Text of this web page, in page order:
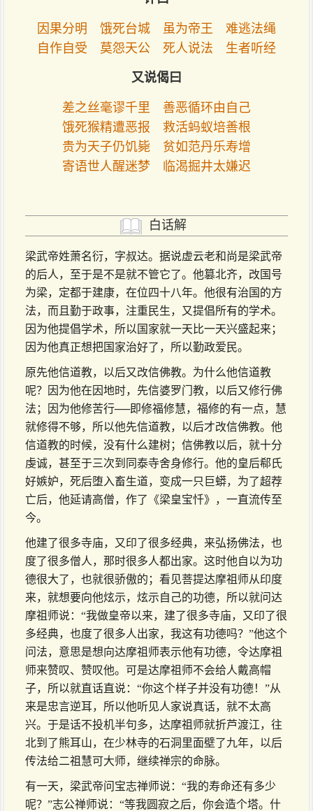
因果分明 饿死台城 虽为帝王 难逃法绳
自作自受 莫怨天公 死人说法 生者听经
又说偈曰
差之丝毫谬千里 善恶循环由自己
饿死猴精遭恶报 救活蚂蚁培善根
贵为天子仍饥毙 贫如范丹乐寿增
寄语世人醒迷梦 临渴掘井太嫌迟
白话解
梁武帝姓萧名衍，字叔达。据说虚云老和尚是梁武帝
的后人，至于是不是就不管它了。他篡北齐，改国号
为梁，定都于建康，在位四十八年。他很有治国的方
法，而且勤于政事，注重民生，又提倡所有的学术。
因为他提倡学术，所以国家就一天比一天兴盛起来；
因为他真正想把国家治好了，所以勤政爱民。
原先他信道教，以后又改信佛教。为什么他信道教
呢？因为他在因地时，先信婆罗门教，以后又修行佛
法；因为他修苦行──即修福修慧，福修的有一点，慧
就修得不够，所以他先信道教，以后才改信佛教。他
信道教的时候，没有什么建树；信佛教以后，就十分
虔诚，甚至于三次到同泰寺舍身修行。他的皇后郗氏
好嫉妒，死后堕入畜生道，变成一只巨蟒，为了超荐
亡后，他延请高僧，作了《梁皇宝忏》，一直流传至
今。
他建了很多寺庙，又印了很多经典，来弘扬佛法，也
度了很多僧人，那时很多人都出家。这时他自以为功
德很大了，也就很骄傲的；看见菩提达摩祖师从印度
来，就想要向他炫示，炫示自己的功德，所以就问达
摩祖师说：“我做皇帝以来，建了很多寺庙，又印了很
多经典，也度了很多人出家，我这有功德吗？”他这个
问法，意思是想向达摩祖师表示他有功德，令达摩祖
师来赞叹、赞叹他。可是达摩祖师不会给人戴高帽
子，所以就直话直说：“你这个样子并没有功德！”从
来是忠言逆耳，所以他听见人家说真话，就不太高
兴。于是话不投机半句多，达摩祖师就折芦渡江，往
北到了熊耳山，在少林寺的石洞里面壁了九年，以后
传法给二祖慧可大师，继续禅宗的命脉。
有一天，梁武帝问宝志禅师说：“我的寿命还有多少
呢？”志公禅师说：“等我圆寂之后，你会造个塔。什